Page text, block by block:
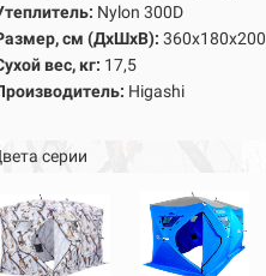
Nylon 300D
см (ДхШхВ): 360х180х200
вес, кг: 17,5
Higashi
серии